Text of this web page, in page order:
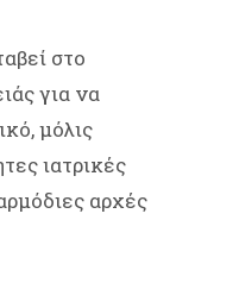
στο
για να
μόλις
ιατρικές
αρχές